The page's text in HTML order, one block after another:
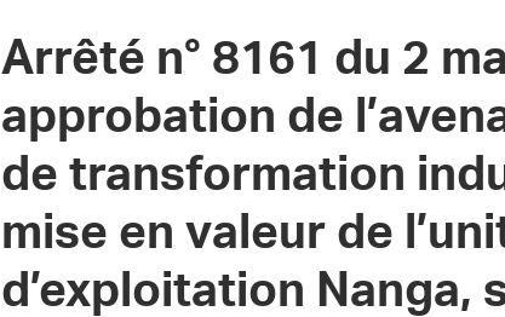
Arrêté n° 8161 du 2
approbation de
de transformation
mise en valeur de
d’exploitation Nanga,